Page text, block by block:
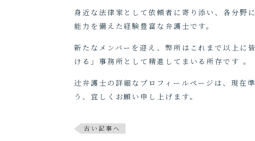
身近な法律家として依頼者に寄り添い、各分野
能力を備えた経験豊富な弁護士です。
新たなメンバーを迎え、弊所はこれまで以上に
ける」事務所として精進してまいる所存です 。
辻󠄀弁護士の詳細なプロフィールページは、現在
う、宜しくお願い申し上げます。
古い記事へ